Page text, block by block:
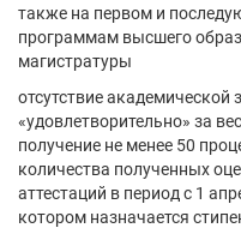
также на первом и
программам высшего
магистратуры
отсутствие академической
«удовлетворительно» за
получение не менее 50
количества полученных
аттестаций в период с 1
котором назначается